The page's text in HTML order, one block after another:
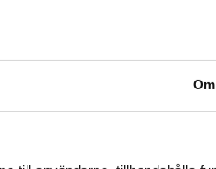
Om
Tidningen
Följ oss i
Öppet brev